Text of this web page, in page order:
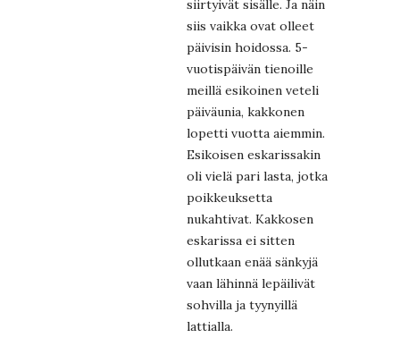
siirtyivät sisälle. Ja näin
siis vaikka ovat olleet
päivisin hoidossa. 5-
vuotispäivän tienoille
meillä esikoinen veteli
päiväunia, kakkonen
lopetti vuotta aiemmin.
Esikoisen eskarissakin
oli vielä pari lasta, jotka
poikkeuksetta
nukahtivat. Kakkosen
eskarissa ei sitten
ollutkaan enää sänkyjä
vaan lähinnä lepäilivät
sohvilla ja tyynyillä
lattialla.